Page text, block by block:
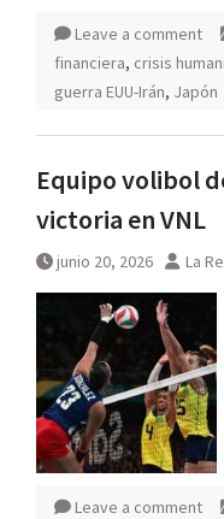
Leave a comment
financiera, crisis
guerra EUU-Irán, Japón
Equipo volibol
victoria en VNL
junio 20, 2026 La
Leave a comment